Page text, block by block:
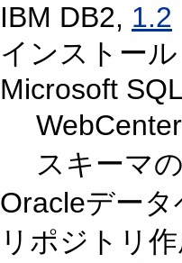
IBM DB2, 1.2
インストー
Microsoft
スキーマ
Oracleデータ
リポジトリ